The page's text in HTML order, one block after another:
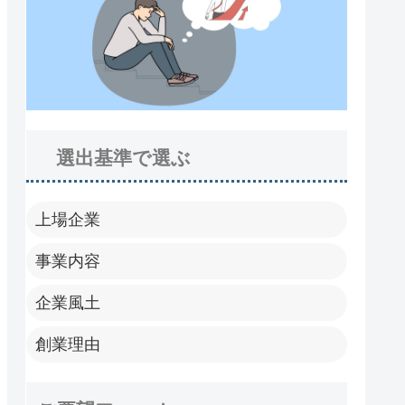
選出基準で選ぶ
上場企業
事業内容
企業風土
創業理由